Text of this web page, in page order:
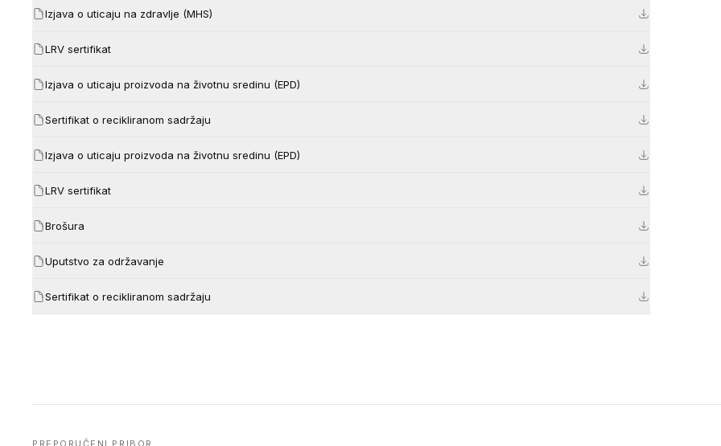
Izjava o uticaju na zdravlje (MHS)
LRV sertifikat
Izjava o uticaju proizvoda na životnu sredinu (EPD)
Sertifikat o recikliranom sadržaju
Izjava o uticaju proizvoda na životnu sredinu (EPD)
LRV sertifikat
Brošura
Uputstvo za održavanje
Sertifikat o recikliranom sadržaju
PREPORUČENI PRIBOR